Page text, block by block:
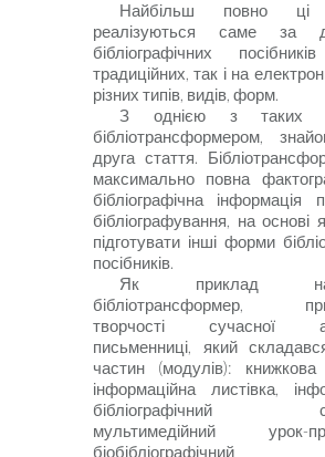
Найбільш повно ці
реалізуються саме за
бібліографічних
традиційних, так і на
різних типів, видів, форм.
З однією з таких
бібліотрансформером,
друга стаття.
максимально повна
бібліографічна інформація
бібліографування, на основі
підготувати інші форми
посібників.
Як приклад
бібліотрансформер,
творчості сучасної
письменниці, який
частин (модулів): книжкова
інформаційна листівка,
бібліографічний
мультимедійний урок-
біобібліографічний